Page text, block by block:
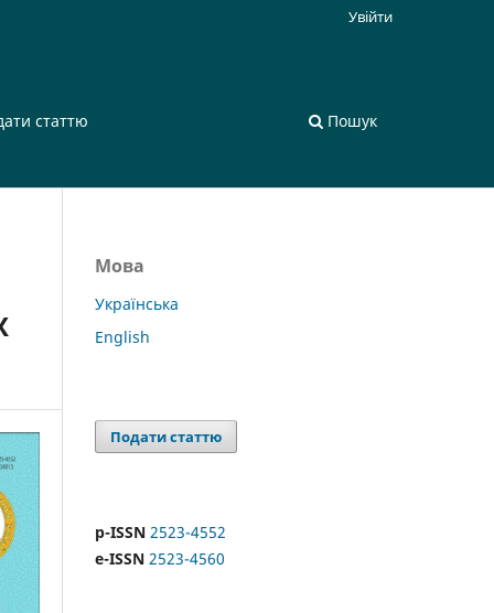
статтю Пошук
Увійти
Мова
Українська
English
Подати статтю
p-ISSN 2523-4552
e-ISSN 2523-4560